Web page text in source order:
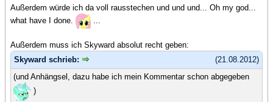
Außerdem würde ich da voll rausstechen und und und... Oh my god...
what have I done.
Außerdem muss ich Skyward absolut recht geben:
(21.08.2012)
Skyward schrieb:
(und Anhängsel, dazu habe ich mein Kommentar schon abgegeben
)